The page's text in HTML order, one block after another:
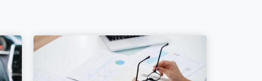
Emmastraat en omgeving
Erasmuslaan en omgeving
Geldelozepad en omgeving